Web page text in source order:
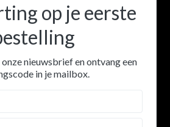
op je eerste
nieuwsbrief en ontvang een
in je mailbox.